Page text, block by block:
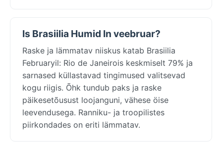
Is Brasiilia Humid In veebruar?
Raske ja lämmatav niiskus katab Brasiilia
Februaryil: Rio de Janeirois keskmiselt 79% ja
sarnased küllastavad tingimused valitsevad
kogu riigis. Õhk tundub paks ja raske
päikesetõusust loojanguni, vähese öise
leevendusega. Ranniku- ja troopilistes
piirkondades on eriti lämmatav.